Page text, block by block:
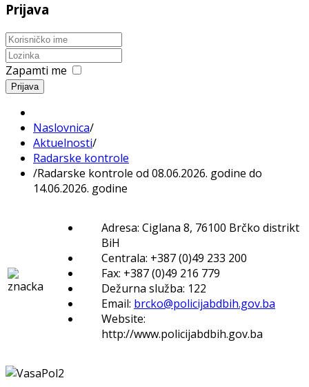
Prijava
Zapamti me
Prijava
Naslovnica/
Aktuelnosti/
Radarske kontrole
/Radarske kontrole od 08.06.2026. godine do
14.06.2026. godine
Adresa: Ciglana 8, 76100 Brčko distrikt
BiH
Centrala: +387 (0)49 233 200
Fax: +387 (0)49 216 779
Dežurna služba: 122
Email: brcko@policijabdbih.gov.ba
Website:
http://www.policijabdbih.gov.ba